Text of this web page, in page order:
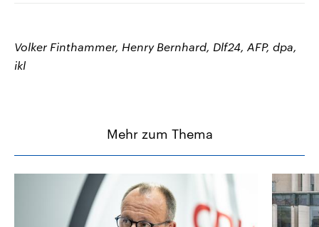
Volker Finthammer, Henry Bernhard, Dlf24, AFP, dpa,
ikl
Mehr zum Thema